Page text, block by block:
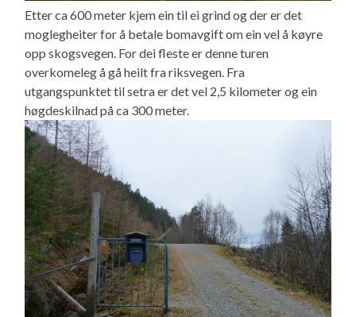
Etter ca 600 meter kjem ein til ei grind og der er det
moglegheiter for å betale bomavgift om ein vel å køyre
opp skogsvegen. For dei fleste er denne turen
overkomeleg å gå heilt fra riksvegen. Fra
utgangspunktet til setra er det vel 2,5 kilometer og ein
høgdeskilnad på ca 300 meter.